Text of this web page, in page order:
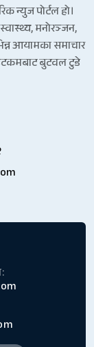
न्युज पोर्टल हो।
मनोरञ्जन,
आयामका समाचार
बुटवल टुडे